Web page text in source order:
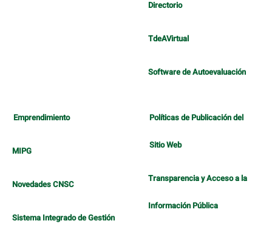
Directorio
TdeAVirtual
Software de Autoevaluación
Emprendimiento
MIPG
Novedades CNSC
Sistema Integrado de Gestión
Políticas de Publicación del
Sitio Web
Transparencia y Acceso a la
Información Pública